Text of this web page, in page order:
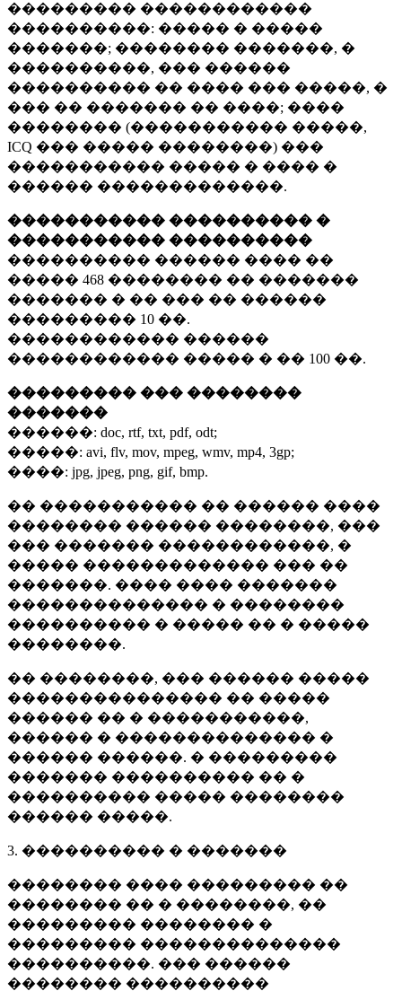
��������� ������������
����������: ����� � �����
�������; �������� �������, �
����������, ��� ������
���������� �� ���� ��� �����, �
��� �� ������� �� ����; ����
�������� (����������� �����,
ICQ ��� ����� ��������) ���
����������� ����� � ���� �
������ �������������.
����������� ���������� �
����������� ����������
���������� ������ ���� ��
����� 468 �������� �� �������
������� � �� ��� �� ������
��������� 10 ��.
������������ ������
������������ ����� � �� 100 ��.
��������� ��� ��������
�������
������: doc, rtf, txt, pdf, odt;
�����: avi, flv, mov, mpeg, wmv, mp4, 3gp;
����: jpg, jpeg, png, gif, bmp.
�� ����������� �� ������ ����
�������� ������ ��������, ���
��� ������� ������������, �
����� ������������� ��� ��
�������. ���� ���� �������
�������������� � ��������
���������� � ����� �� � �����
��������.
�� ��������, ��� ������ �����
��������������� �� �����
������ �� � �����������,
������ � �������������� �
������ ������. � ���������
������� ���������� �� �
���������� ����� ��������
������ �����.
3. ���������� � �������
�������� ���� ��������� ��
�������� �� � ��������, ��
��������� �������� �
��������� ��������������
����������. ��� ������
�������� ����������